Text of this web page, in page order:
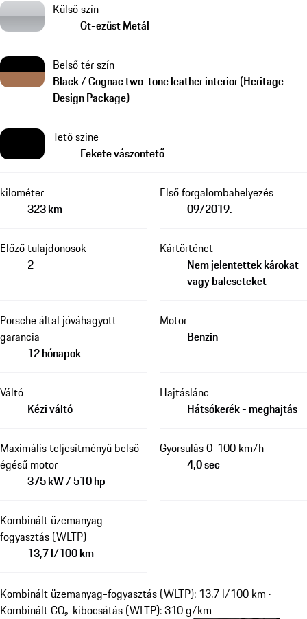
Külső szín
Gt-ezüst Metál
Belső tér szín
Black / Cognac two-tone leather interior (Heritage
Design Package)
Tető színe
Fekete vászontető
kilométer
323 km
Első forgalombahelyezés
09/2019.
Előző tulajdonosok
2
Kártörténet
Nem jelentettek károkat
vagy baleseteket
Porsche által jóváhagyott
garancia
12 hónapok
Motor
Benzin
Váltó
Kézi váltó
Hajtáslánc
Hátsókerék - meghajtás
Maximális teljesítményű belső
égésű motor
375 kW / 510 hp
Gyorsulás 0-100 km/h
4,0 sec
Kombinált üzemanyag-
fogyasztás (WLTP)
13,7 l/100 km
Kombinált üzemanyag-fogyasztás (WLTP): 13,7 l/100 km ·
Kombinált CO₂-kibocsátás (WLTP): 310 g/km